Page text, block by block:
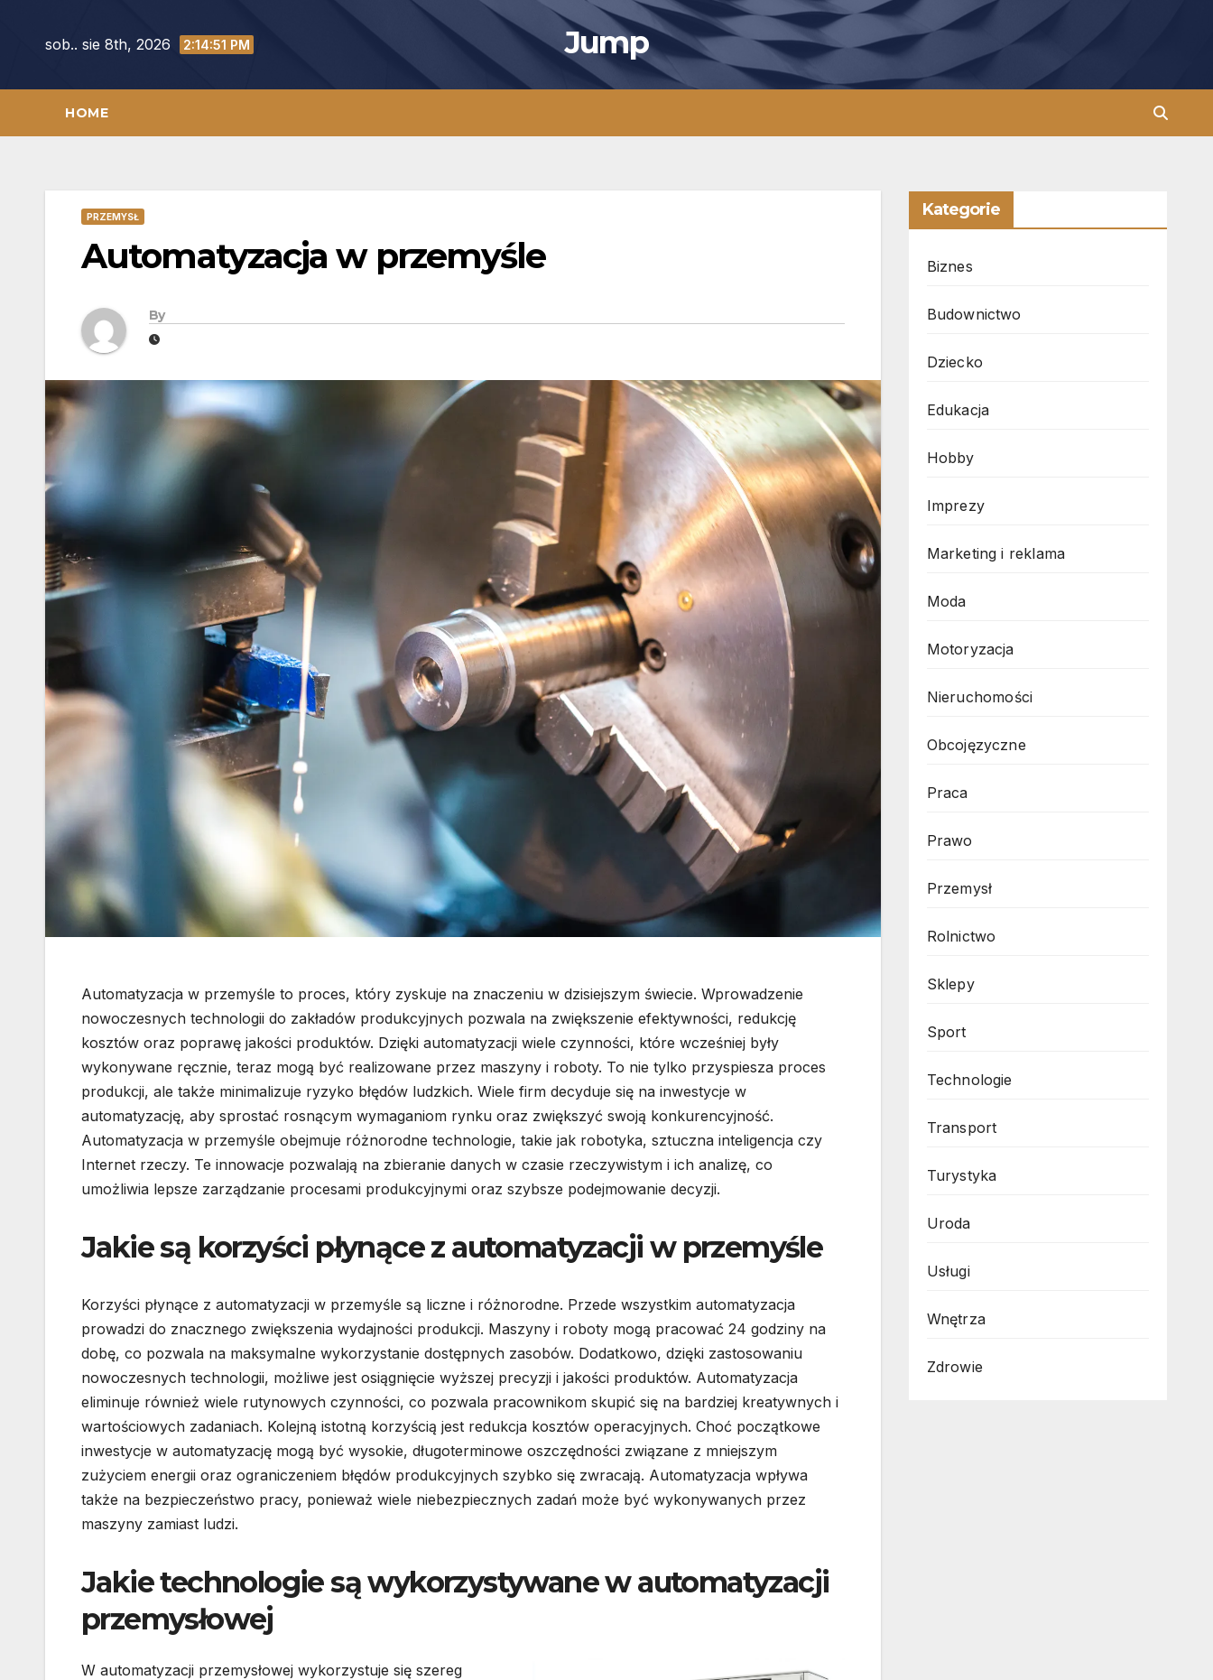
sob.. sie 8th, 2026 2:14:52 PM Jump
HOME
PRZEMYSŁ
Automatyzacja w przemyśle
By
Automatyzacja w przemyśle to proces, który zyskuje na znaczeniu w dzisiejszym świecie. Wprowadzenie
nowoczesnych technologii do zakładów produkcyjnych pozwala na zwiększenie efektywności, redukcję
kosztów oraz poprawę jakości produktów. Dzięki automatyzacji wiele czynności, które wcześniej były
wykonywane ręcznie, teraz mogą być realizowane przez maszyny i roboty. To nie tylko przyspiesza proces
produkcji, ale także minimalizuje ryzyko błędów ludzkich. Wiele firm decyduje się na inwestycje w
automatyzację, aby sprostać rosnącym wymaganiom rynku oraz zwiększyć swoją konkurencyjność.
Automatyzacja w przemyśle obejmuje różnorodne technologie, takie jak robotyka, sztuczna inteligencja czy
Internet rzeczy. Te innowacje pozwalają na zbieranie danych w czasie rzeczywistym i ich analizę, co
umożliwia lepsze zarządzanie procesami produkcyjnymi oraz szybsze podejmowanie decyzji.
Jakie są korzyści płynące z automatyzacji w przemyśle
Korzyści płynące z automatyzacji w przemyśle są liczne i różnorodne. Przede wszystkim automatyzacja
prowadzi do znacznego zwiększenia wydajności produkcji. Maszyny i roboty mogą pracować 24 godziny na
dobę, co pozwala na maksymalne wykorzystanie dostępnych zasobów. Dodatkowo, dzięki zastosowaniu
nowoczesnych technologii, możliwe jest osiągnięcie wyższej precyzji i jakości produktów. Automatyzacja
eliminuje również wiele rutynowych czynności, co pozwala pracownikom skupić się na bardziej kreatywnych i
wartościowych zadaniach. Kolejną istotną korzyścią jest redukcja kosztów operacyjnych. Choć początkowe
inwestycje w automatyzację mogą być wysokie, długoterminowe oszczędności związane z mniejszym
zużyciem energii oraz ograniczeniem błędów produkcyjnych szybko się zwracają. Automatyzacja wpływa
także na bezpieczeństwo pracy, ponieważ wiele niebezpiecznych zadań może być wykonywanych przez
maszyny zamiast ludzi.
Jakie technologie są wykorzystywane w automatyzacji
przemysłowej
W automatyzacji przemysłowej wykorzystuje się szereg
Kategorie
Biznes
Budownictwo
Dziecko
Edukacja
Hobby
Imprezy
Marketing i reklama
Moda
Motoryzacja
Nieruchomości
Obcojęzyczne
Praca
Prawo
Przemysł
Rolnictwo
Sklepy
Sport
Technologie
Transport
Turystyka
Uroda
Usługi
Wnętrza
Zdrowie